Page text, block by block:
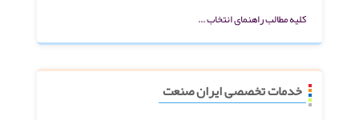
کلیه مطالب راهنمای انتخاب ...
خدمات تخصصی ایران صنعت